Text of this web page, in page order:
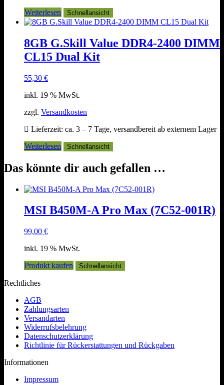
Weiterlesen
Schnellansicht
8GB G.Skill Value DDR4-2400 DIMM
CL15 Dual Kit
55,30 €
inkl. 19 % MwSt.
zzgl. Versandkosten
Lieferzeit: ca. 3 – 7 Tage, versandbereit ab externem Lager
Weiterlesen
Schnellansicht
Das könnte dir auch gefallen …
MSI B450M-A Pro Max (7C52-001R)
99,00 €
inkl. 19 % MwSt.
Produkt kaufen
Schnellansicht
Rechtliches
AGB
Zahlungsarten
Versandarten
Widerrufsbelehrung
Datenschutzerklärung
Richtlinie für Rückerstattungen und Rückgaben
Informationen
Impressum